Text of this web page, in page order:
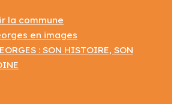
la commune
en images
: SON HISTOIRE, SON